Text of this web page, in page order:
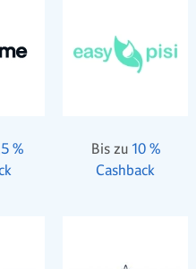
%
Bis zu 10 %
Cashback